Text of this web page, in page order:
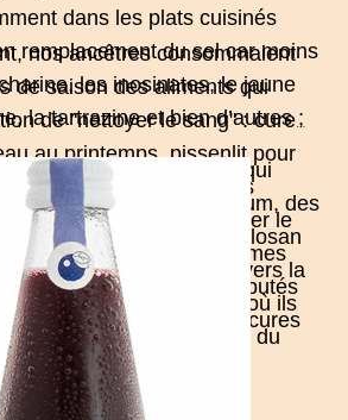
dans les plats cuisinés
remplacement du sel car moins
les inosinates, le jaune
la tartrazine et bien d’autres ;
cosmétiques classiques qui
chlorhydrate d’aluminium, des
propylèneglycol, du triclosan
qui s’infiltrent à travers la
au niveau des aisselles où ils
et provoquer le cancer du
nos ancêtres consommaient
de saison des aliments qui
de "nettoyer le sang" : cure
au printemps, pissenlit pour
le pancréas et extraire les
crues pour nettoyer le
de myrtille en été, pommes
frais à l’automne réputés
médecin », ainsi que les cures
l’année.